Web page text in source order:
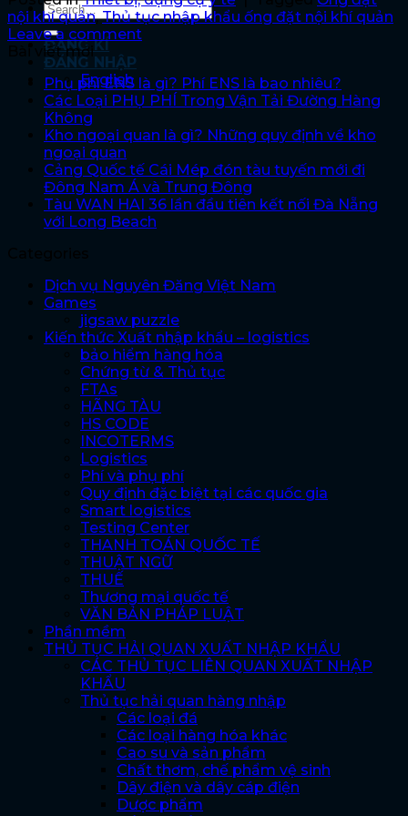
ĐĂNG KÍ
ĐĂNG NHẬP
English
nội khí quản,Thủ tục nhập khẩu ống đặt nội khí quản
Leave a comment
Bài viết mới
Phụ phí ENS là gì? Phí ENS là bao nhiêu?
Các Loại PHỤ PHÍ Trong Vận Tải Đường Hàng
Không
Kho ngoại quan là gì? Những quy định về kho
ngoại quan
Cảng Quốc tế Cái Mép đón tàu tuyến mới đi
Đông Nam Á và Trung Đông
Tàu WAN HAI 36 lần đầu tiên kết nối Đà Nẵng
với Long Beach
Dịch vụ Nguyên Đăng Việt Nam
Games
jigsaw puzzle
Kiến thức Xuất nhập khẩu – logistics
bảo hiểm hàng hóa
Chứng từ & Thủ tục
FTAs
HÃNG TÀU
HS CODE
INCOTERMS
Logistics
Phí và phụ phí
Quy định đặc biệt tại các quốc gia
Smart logistics
Testing Center
THANH TOÁN QUỐC TẾ
THUẬT NGỮ
THUẾ
Thương mại quốc tế
VĂN BẢN PHÁP LUẬT
Phần mềm
THỦ TỤC HẢI QUAN XUẤT NHẬP KHẨU
CÁC THỦ TỤC LIÊN QUAN XUẤT NHẬP
KHẨU
Thủ tục hải quan hàng nhập
Các loại đá
Các loại hàng hóa khác
Cao su và sản phẩm
Chất thơm, chế phẩm vệ sinh
Dây điện và dây cáp điện
Dược phẩm